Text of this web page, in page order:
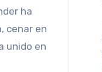
ha
cenar en
unido en